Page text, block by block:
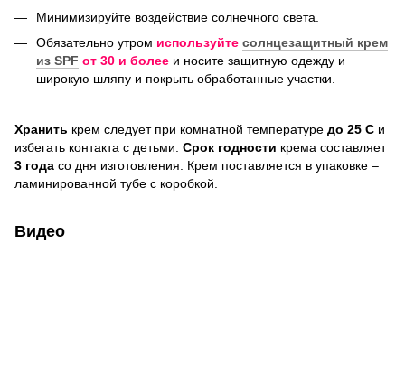
Минимизируйте воздействие солнечного света.
Обязательно утром используйте солнцезащитный крем
из SPF от 30 и более и носите защитную одежду и
широкую шляпу и покрыть обработанные участки.
Хранить крем следует при комнатной температуре до 25 С и
избегать контакта с детьми. Срок годности крема составляет
3 года со дня изготовления. Крем поставляется в упаковке –
ламинированной тубе с коробкой.
Видео